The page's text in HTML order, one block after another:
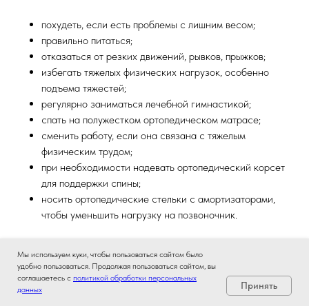
похудеть, если есть проблемы с лишним весом;
правильно питаться;
отказаться от резких движений, рывков, прыжков;
избегать тяжелых физических нагрузок, особенно
подъема тяжестей;
регулярно заниматься лечебной гимнастикой;
спать на полужестком ортопедическом матрасе;
сменить работу, если она связана с тяжелым
физическим трудом;
при необходимости надевать ортопедический корсет
для поддержки спины;
носить ортопедические стельки с амортизаторами,
чтобы уменьшить нагрузку на позвоночник.
Если появилась боль в спине, которая усиливается при
движении, прострелы в ягодицу, ногу, обязательно
покажитесь специалисту. Это позволяет врачу установить
Мы используем куки, чтобы пользоваться сайтом было
удобно пользоваться. Продолжая пользоваться сайтом, вы
соглашаетесь с политикой обработки персональных
данных
Принять